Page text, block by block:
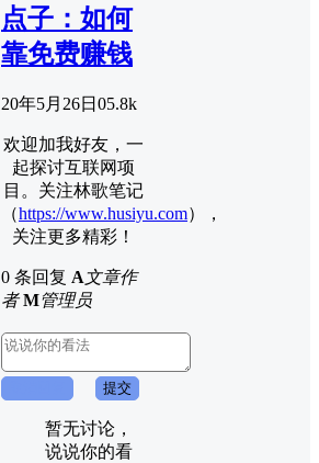
点子：如何
靠免费赚钱
20年5月26日 05.8k
欢迎加我好友，一
起探讨互联网项
目。关注林歌笔记
（https://www.husiyu.com），
关注更多精彩！
0 条回复 A文章作
者 M管理员
提交
暂无讨论，
说说你的看